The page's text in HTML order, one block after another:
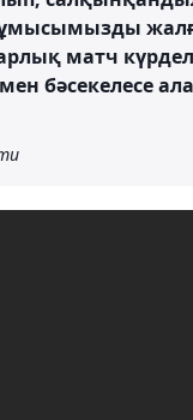
матч
бәсекелесе